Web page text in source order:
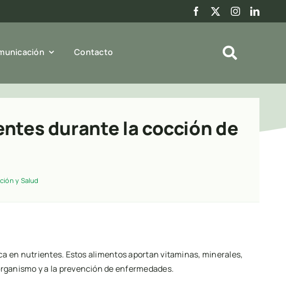
Contacto
durante la cocción de
y Salud
en nutrientes. Estos alimentos aportan vitaminas, minerales,
y a la prevención de enfermedades.